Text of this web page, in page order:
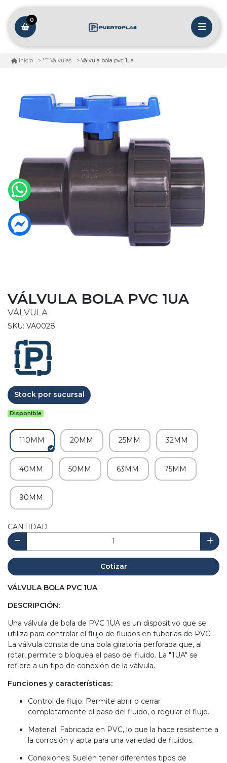
0
Inicio Válvulas Válvula bola pvc 1ua
VÁLVULA BOLA PVC 1UA
VÁLVULA
SKU: VA0028
Stock por sucursal
Disponible
110MM 20MM 25MM 32MM
40MM 50MM 63MM 75MM
90MM
CANTIDAD
Cotizar
VÁLVULA BOLA PVC 1UA
DESCRIPCIÓN:
Una válvula de bola de PVC 1UA es un dispositivo que se
utiliza para controlar el flujo de fluidos en tuberías de PVC.
La válvula consta de una bola giratoria perforada que, al
rotar, permite o bloquea el paso del fluido. La "1UA" se
refiere a un tipo de conexión de la válvula.
Funciones y características:
Control de flujo: Permite abrir o cerrar
completamente el paso del fluido, o regular el flujo.
Material: Fabricada en PVC, lo que la hace resistente a
la corrosión y apta para una variedad de fluidos.
Conexiones: Suelen tener diferentes tipos de